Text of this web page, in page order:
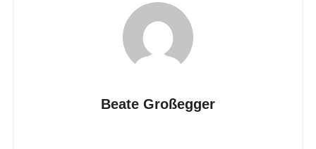
Beate Großegger